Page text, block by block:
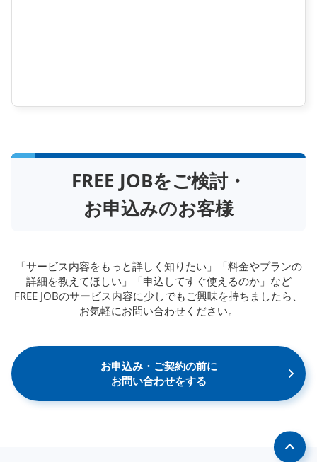
FREE JOBをご検討・
お申込みのお客様
「サービス内容をもっと詳しく知りたい」「料金やプランの
詳細を教えてほしい」「申込してすぐ使えるのか」など
FREE JOBのサービス内容に少しでもご興味を持ちましたら、
お気軽にお問い合わせください。
お申込み・ご契約の前に
お問い合わせをする